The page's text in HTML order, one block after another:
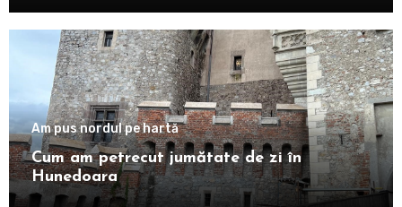
Am pus nordul pe hartă
Cum am petrecut jumătate de zi în
Hunedoara